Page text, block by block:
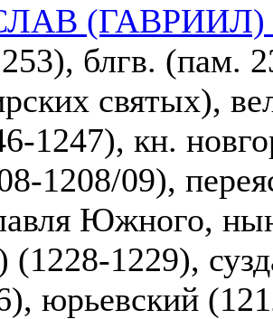
блгв. (пам.
святых),
1247), кн.
1208/09),
Южного,
(1228-1229),
юрьевский